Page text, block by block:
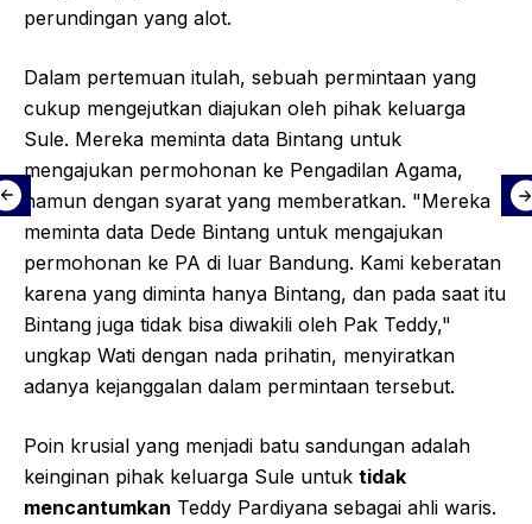
perundingan yang alot.
Dalam pertemuan itulah, sebuah permintaan yang
cukup mengejutkan diajukan oleh pihak keluarga
Sule. Mereka meminta data Bintang untuk
mengajukan permohonan ke Pengadilan Agama,
namun dengan syarat yang memberatkan. "Mereka
meminta data Dede Bintang untuk mengajukan
permohonan ke PA di luar Bandung. Kami keberatan
karena yang diminta hanya Bintang, dan pada saat itu
Bintang juga tidak bisa diwakili oleh Pak Teddy,"
ungkap Wati dengan nada prihatin, menyiratkan
adanya kejanggalan dalam permintaan tersebut.
Poin krusial yang menjadi batu sandungan adalah
keinginan pihak keluarga Sule untuk tidak
mencantumkan Teddy Pardiyana sebagai ahli waris.